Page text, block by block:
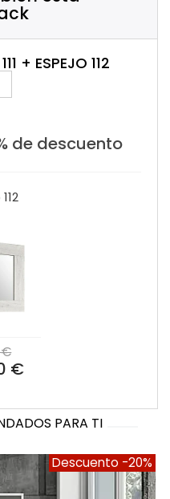
+ ESPEJO 112
de descuento
€
€
PARA TI
Descuento -20%